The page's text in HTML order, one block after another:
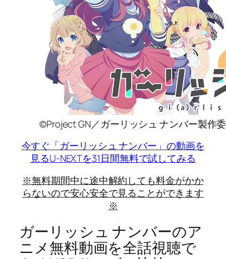
©Project GN／ガーリッシュ ナンバー製作
今すぐ「ガーリッシュ ナンバー」の動画を
見るU-NEXTを31日間無料で試してみる
※無料期間中に途中解約しても料金がかか
らないので安心安全で見ることができます
※
ガーリッシュ ナンバーのア
ニメ無料動画を全話視聴で